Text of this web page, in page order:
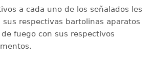
a cada uno de los señalados les
respectivas bartolinas aparatos
fuego con sus respectivos